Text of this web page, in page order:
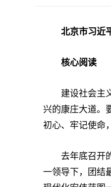
北京市习近
核心阅读
建设社会主义
兴的康庄大道。
初心、牢记使命
去年底召开的
一领导下，团结